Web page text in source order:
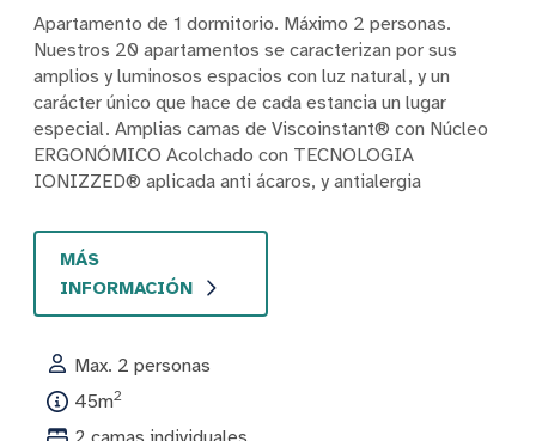
Apartamento de 1 dormitorio. Máximo 2 personas.
Nuestros 20 apartamentos se caracterizan por sus
amplios y luminosos espacios con luz natural, y un
carácter único que hace de cada estancia un lugar
especial. Amplias camas de Viscoinstant® con Núcleo
ERGONÓMICO Acolchado con TECNOLOGIA
IONIZZED® aplicada anti ácaros, y antialergia
MÁS
INFORMACIÓN
Max. 2 personas
45m2